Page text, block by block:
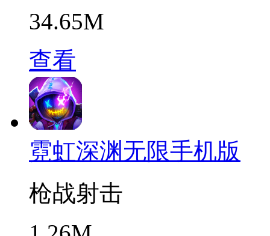
34.65M
查看
霓虹深渊无限手机版
枪战射击